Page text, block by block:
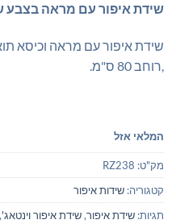
היה:
שידת איפור עם מראה בצבע
,רוחב 80 ס"מ.
המלאי אזל
מק"ט: RZ238
קטגוריה: שידות איפור
תגיות: שידת איפור,שידת איפור וינטאג',